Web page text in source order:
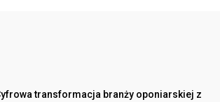
transformacja branży oponiarskiej z